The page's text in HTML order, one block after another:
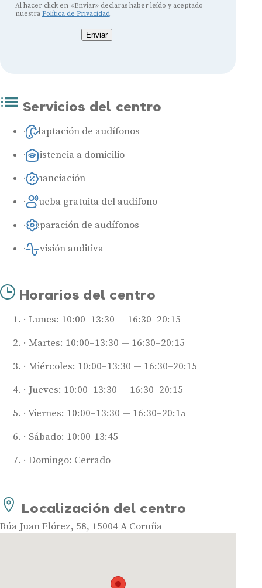
Al hacer click en «Enviar» declaras haber leído y aceptado
nuestra Política de Privacidad.
Enviar
Servicios del centro
Adaptación de audífonos
Asistencia a domicilio
Financiación
Prueba gratuita del audífono
Reparación de audífonos
Revisión auditiva
Horarios del centro
Lunes: 10:00–13:30 — 16:30–20:15
Martes: 10:00–13:30 — 16:30–20:15
Miércoles: 10:00–13:30 — 16:30–20:15
Jueves: 10:00–13:30 — 16:30–20:15
Viernes: 10:00–13:30 — 16:30–20:15
Sábado: 10:00-13:45
Domingo: Cerrado
Localización del centro
Rúa Juan Flórez, 58, 15004 A Coruña
Audífonos
Mejores marcas de audífonos
Audífonos invisibles
Audífonos bluetooth